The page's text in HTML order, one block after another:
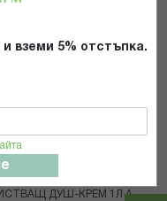
вземи 5% отстъпка.
БЕБЕ НЕЖЕН
ДУШ-КРЕМ 1Л A